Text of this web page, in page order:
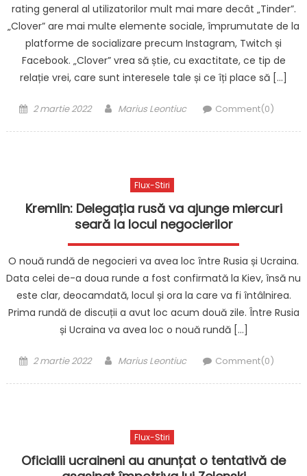
rating general al utilizatorilor mult mai mare decât „Tinder”.
„Clover” are mai multe elemente sociale, împrumutate de la
platforme de socializare precum Instagram, Twitch și
Facebook. „Clover” vrea să știe, cu exactitate, ce tip de
relație vrei, care sunt interesele tale și ce îți place să […]
Posted
2 martie 2022 Author
Marius Leontiuc Comment(0)
Flux-Stiri
Kremlin: Delegația rusă va ajunge miercuri
seară la locul negocierilor
O nouă rundă de negocieri va avea loc între Rusia și Ucraina.
Data celei de-a doua runde a fost confirmată la Kiev, însă nu
este clar, deocamdată, locul și ora la care va fi întâlnirea.
Prima rundă de discuții a avut loc acum două zile. Între Rusia
și Ucraina va avea loc o nouă rundă […]
Posted
2 martie 2022 Author
Marius Leontiuc Comment(0)
Flux-Stiri
Oficialii ucraineni au anunțat o tentativă de